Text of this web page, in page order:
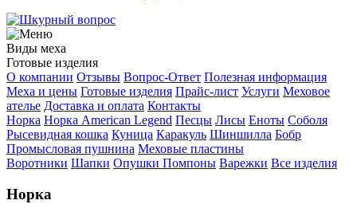
Виды меха
Готовые изделия
О компании Отзывы Вопрос-Ответ Полезная информация
Меха и цены Готовые изделия Прайс-лист Услуги Меховое
ателье Доставка и оплата Контакты
Норка Норка American Legend Песцы Лисы Еноты Соболя
Рысевидная кошка Куница Каракуль Шиншилла Бобр
Промысловая пушнина Меховые пластины
Воротники Шапки Опушки Помпоны Варежки Все изделия
Норка